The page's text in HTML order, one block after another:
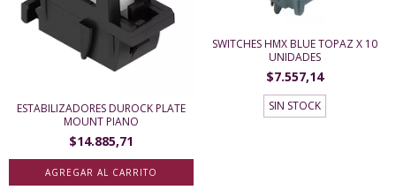
ESTABILIZADORES DUROCK PLATE
MOUNT PIANO
$14.885,71
SWITCHES HMX BLUE TOPAZ X 10
UNIDADES
$7.557,14
SIN STOCK